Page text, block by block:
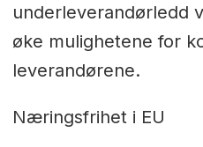
underleverandørledd
øke mulighetene for
leverandørene.
Næringsfrihet i EU